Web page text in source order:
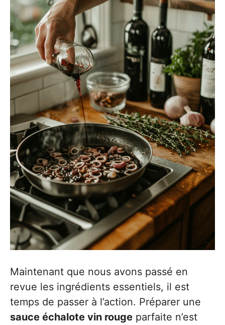
Maintenant que nous avons passé en
revue les ingrédients essentiels, il est
temps de passer à l’action. Préparer une
sauce échalote vin rouge parfaite n’est